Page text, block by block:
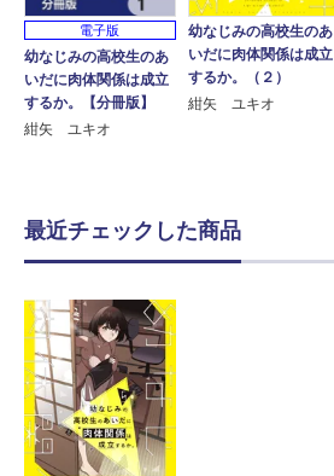
電子版
幼なじみの高校生のあ
いだに肉体関係は成立
するか。【分冊版】
紺矢 ユキオ
幼なじみの高校生のあ
いだに肉体関係は成立
するか。（２）
紺矢 ユキオ
最近チェックした商品